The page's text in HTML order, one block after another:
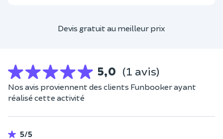
Devis gratuit au meilleur prix
5,0 (1 avis)
Nos avis proviennent des clients Funbooker ayant
réalisé cette activité
5/5